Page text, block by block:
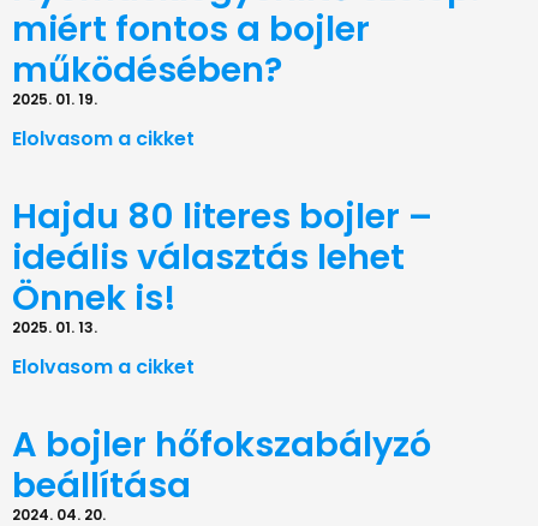
miért fontos a bojler
működésében?
2025. 01. 19.
Elolvasom a cikket
Hajdu 80 literes bojler –
ideális választás lehet
Önnek is!
2025. 01. 13.
Elolvasom a cikket
A bojler hőfokszabályzó
beállítása
2024. 04. 20.